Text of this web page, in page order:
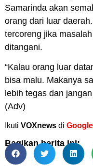
Samarinda akan
orang dari luar
tercoreng jika
ditangani.
“Kalau orang luar
bisa malu. Makanya
lebih tegas dan
(Adv)
Ikuti VOXnews di
Bagikan berita ini: